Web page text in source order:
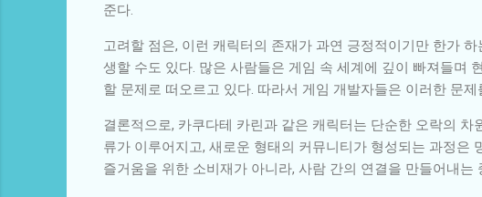
준다.
고려할 점은, 이런 캐릭터의 존재가 과연 긍정적이기만 한가
생할 수도 있다. 많은 사람들은 게임 속 세계에 깊이 빠져들며
할 문제로 떠오르고 있다. 따라서 게임 개발자들은 이러한 문
결론적으로, 카쿠다테 카린과 같은 캐릭터는 단순한 오락의
류가 이루어지고, 새로운 형태의 커뮤니티가 형성되는 과정은
즐거움을 위한 소비재가 아니라, 사람 간의 연결을 만들어내